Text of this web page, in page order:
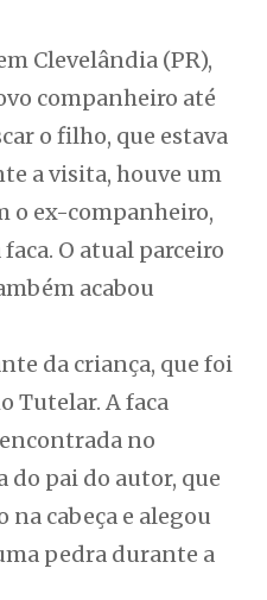
Clevelândia (PR),
companheiro até
o filho, que estava
a visita, houve um
o ex-companheiro,
O atual parceiro
acabou
da criança, que foi
Tutelar. A faca
no
do pai do autor, que
na cabeça e alegou
pedra durante a